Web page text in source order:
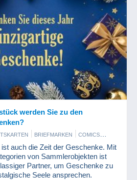
werden Sie zu den
BRIEFMARKEN
COMICS
FIGUREN
KUNST UND ANTIQUITÄNTEN
MÜNZEN UND BANKNOTEN
VINYL
auch die Zeit der Geschenke. Mit
von Sammlerobjekten ist
Partner, um Geschenke zu
Seele ansprechen.